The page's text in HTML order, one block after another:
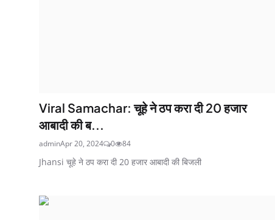
Viral Samachar: चूहे ने ठप करा दी 20 हजार
आबादी की ब...
adminApr 20, 2024 0 84
Jhansi चूहे ने ठप करा दी 20 हजार आबादी की बिजली